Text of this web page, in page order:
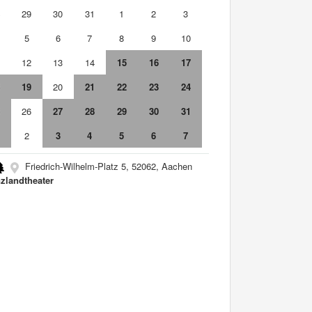
29 30 31 1 2
3
5 6 7 8 9
10
12 13 14 15 16
17
19 20 21 22 23
24
26 27 28 29 30
31
2 3 4 5 6 7
Friedrich-Wilhelm-Platz 5, 52062, Aachen